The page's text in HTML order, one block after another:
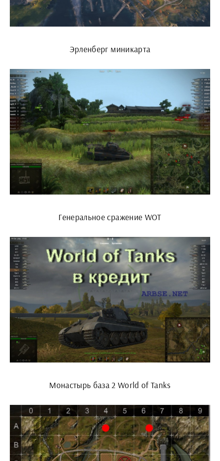
Эрленберг миникарта
Генеральное сражение WOT
Монастырь база 2 World of Tanks